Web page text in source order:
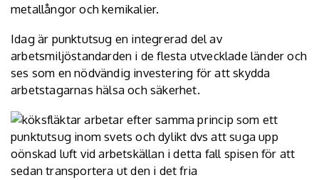
metallångor och kemikalier.
Idag är punktutsug en integrerad del av
arbetsmiljöstandarden i de flesta utvecklade länder och
ses som en nödvändig investering för att skydda
arbetstagarnas hälsa och säkerhet.